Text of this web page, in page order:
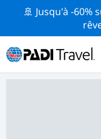
🚢 Jusqu'à -60%